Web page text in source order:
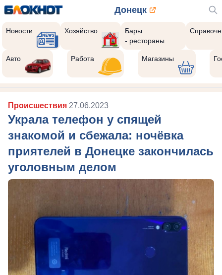
Донецк
Новости Хозяйство
Бары
- рестораны
Авто Работа Магазины
Происшествия 27.06.2023
Украла телефон у спящей
знакомой и сбежала: ночёвка
приятелей в Донецке закончилась
уголовным делом